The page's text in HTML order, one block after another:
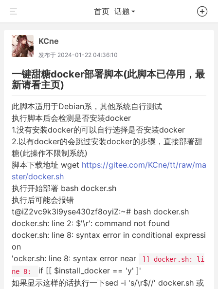
首页 话题
KCne
发布于 2024-01-22 04:36:10
一键甜糖docker部署脚本(此脚本已停用，最
新请看主页)
此脚本适用于Debian系，其他系统自行测试
执行脚本后会检测是否安装docker
1.没有安装docker的可以自行选择是否安装docker
2.以有docker的会跳过安装docker的步骤，直接部署甜
糖(此操作不限制系统)
脚本下载地址 wget https://gitee.com/KCne/tt/raw/ma
ster/docker.sh
执行开始部署 bash docker.sh
执行后可能会报错
t@iZ2vc9k3l9yse430zf8oyiZ:~# bash docker.sh
docker.sh: line 2: $'\r': command not found
docker.sh: line 8: syntax error in conditional expressi
on
'ocker.sh: line 8: syntax error near
]] docker.sh: li
ne 8:
if [[ $install_docker == 'y' ]'
如果显示这样的话执行一下sed -i 's/\r$//' docker.sh 或